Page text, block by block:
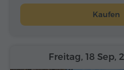
Kaufen
Freitag, 18 Sep,